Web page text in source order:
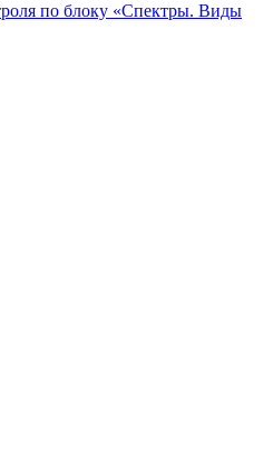
по блоку «Спектры. Виды